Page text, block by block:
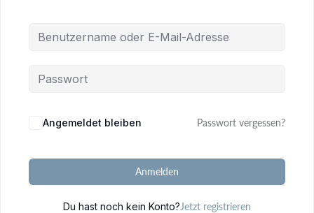
Alternative:
Angemeldet bleiben Passwort vergessen?
Anmelden
Du hast noch kein Konto?Jetzt registrieren